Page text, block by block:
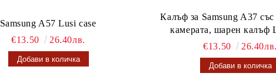
Samsung A57 Lusi case
€13.50
26.40лв.
Калъф за Samsung A37
камерата, шарен калъф
€13.50
26.40лв.